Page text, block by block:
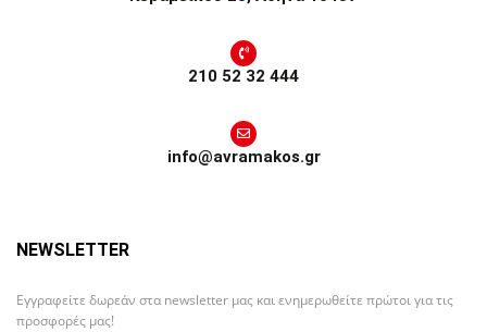
210 52 32 444
info@avramakos.gr
NEWSLETTER
Εγγραφείτε δωρεάν στα newsletter μας και ενημερωθείτε πρώτοι για τις
προσφορές μας!